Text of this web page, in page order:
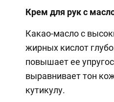
Крем для рук с
Какао-масло с
жирных кислот
повышает ее
выравнивает тон
кутикулу.